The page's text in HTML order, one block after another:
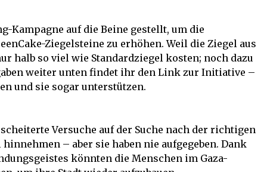
Kampagne auf die Beine gestellt, um die
Ziegelsteine zu erhöhen. Weil die Ziegel aus
halb so viel wie Standardziegel kosten; noch dazu
weiter unten findet ihr den Link zur Initiative –
und sie sogar unterstützen.
Versuche auf der Suche nach der richtigen
– aber sie haben nie aufgegeben. Dank
könnten die Menschen im Gaza-